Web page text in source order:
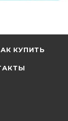
КУПИТЬ